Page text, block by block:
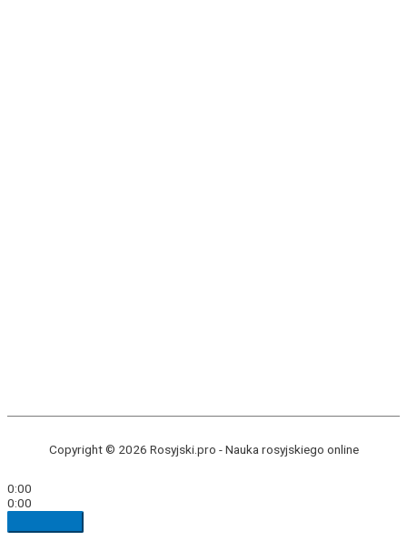
Copyright © 2026 Rosyjski.pro -Nauka rosyjskiego online
0:00
0:00